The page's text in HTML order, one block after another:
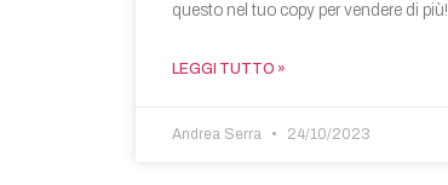
questo nel tuo copy per vendere di più!
LEGGI TUTTO »
Andrea Serra 24/10/2023